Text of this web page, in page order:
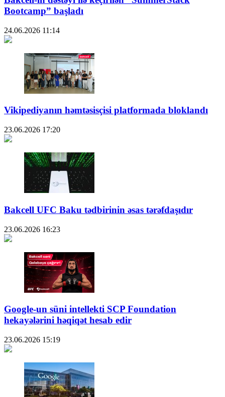
Bootcamp” başladı
24.06.2026 11:14
Vikipediyanın həmtəsisçisi platformada bloklandı
23.06.2026 17:20
Bakcell UFC Baku tədbirinin əsas tərəfdaşıdır
23.06.2026 16:23
Google-un süni intellekti SCP Foundation
hekayələrini həqiqət hesab edir
23.06.2026 15:19